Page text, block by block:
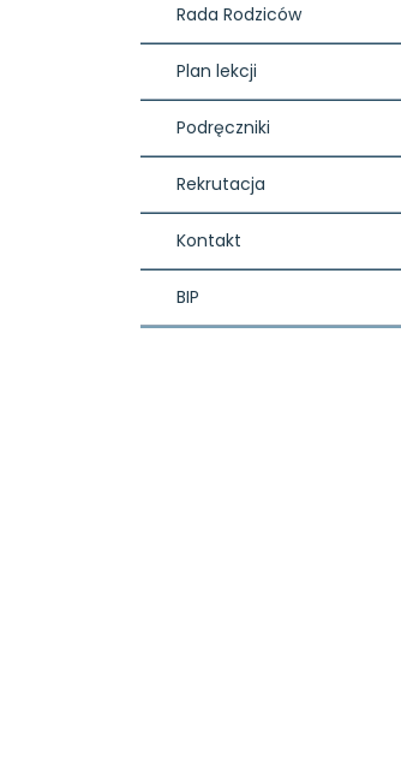
Rada Rodziców
Plan lekcji
Podręczniki
Rekrutacja
Kontakt
BIP